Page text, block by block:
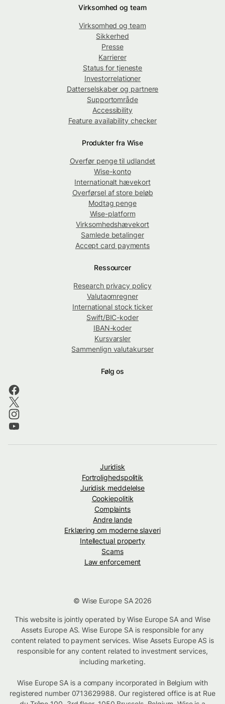
Virksomhed og team
Virksomhed og team
Sikkerhed
Presse
Karrierer
Status for tjeneste
Investorrelationer
Datterselskaber og partnere
Supportområde
Accessibility
Feature availability checker
Produkter fra Wise
Overfør penge til udlandet
Wise-konto
Internationalt hævekort
Overførsel af store beløb
Modtag penge
Wise-platform
Virksomhedshævekort
Samlede betalinger
Accept card payments
Ressourcer
Research privacy policy
Valutaomregner
International stock ticker
Swift/BIC-koder
IBAN-koder
Kursvarsler
Sammenlign valutakurser
Følg os
Juridisk
Fortrolighedspolitik
Juridisk meddelelse
Cookiepolitik
Complaints
Andre lande
Erklæring om moderne slaveri
Intellectual property
Scams
Law enforcement
© Wise Europe SA 2026
This website is jointly operated by Wise Europe SA and Wise
Assets Europe AS. Wise Europe SA is responsible for any
content related to payment services. Wise Assets Europe AS is
responsible for any content related to investment services,
including marketing.
Wise Europe SA is a company incorporated in Belgium with
registered number 0713629988. Our registered office is at Rue